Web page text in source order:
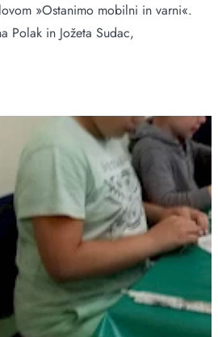
»Ostanimo mobilni in varni«.
Polak in Jožeta Sudac,